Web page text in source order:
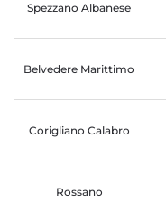
Spezzano Albanese
Belvedere Marittimo
Corigliano Calabro
Rossano